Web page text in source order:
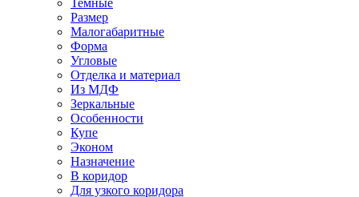
Темные
Размер
Малогабаритные
Форма
Угловые
Отделка и материал
Из МДФ
Зеркальные
Особенности
Купе
Эконом
Назначение
В коридор
Для узкого коридора